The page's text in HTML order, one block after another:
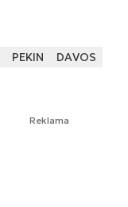
PEKIN DAVOS
Reklama